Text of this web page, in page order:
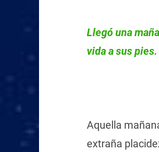
Llegó una
vida a sus pies.
Aquella
extraña